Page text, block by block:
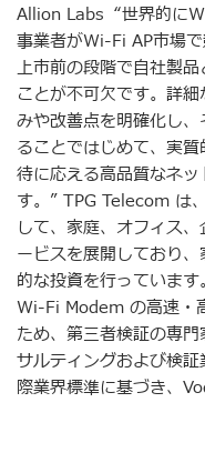
Allion Labs “世界的に
事業者がWi-Fi AP市場
上市前の段階で自社製
ことが不可欠です。詳
みや改善点を明確化し
ることではじめて、実
待に応える高品質なネ
す。” TPG Telecom は
して、家庭、オフィス
ービスを展開しており
的な投資を行っていま
Wi-Fi Modem の高速・
ため、第三者検証の専
サルティングおよび検
際業界標準に基づき、